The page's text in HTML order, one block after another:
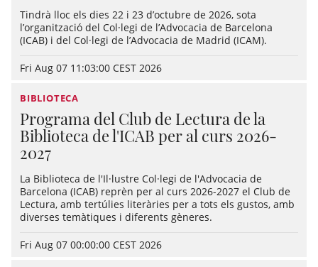
Tindrà lloc els dies 22 i 23 d’octubre de 2026, sota
l’organització del Col·legi de l’Advocacia de Barcelona
(ICAB) i del Col·legi de l’Advocacia de Madrid (ICAM).
Fri Aug 07 11:03:00 CEST 2026
BIBLIOTECA
Programa del Club de Lectura de la
Biblioteca de l'ICAB per al curs 2026-
2027
La Biblioteca de l'Il·lustre Col·legi de l'Advocacia de
Barcelona (ICAB) reprèn per al curs 2026-2027 el Club de
Lectura, amb tertúlies literàries per a tots els gustos, amb
diverses temàtiques i diferents gèneres.
Fri Aug 07 00:00:00 CEST 2026